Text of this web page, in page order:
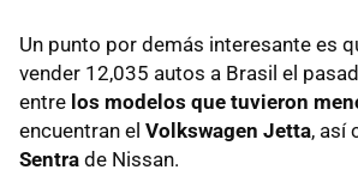
Un punto por demás interesante es
vender 12,035 autos a Brasil el
entre los modelos que tuvieron
encuentran el Volkswagen Jetta, así
Sentra de Nissan.